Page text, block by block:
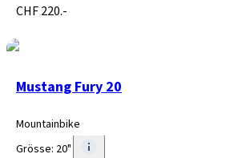
CHF 220.-
Mustang Fury 20
Mountainbike
Grösse: 20"